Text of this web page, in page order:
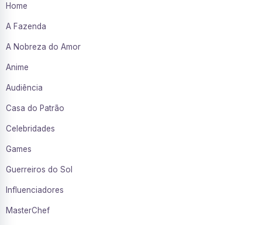
Home
A Fazenda
A Nobreza do Amor
Anime
Audiência
Casa do Patrão
Celebridades
Games
Guerreiros do Sol
Influenciadores
MasterChef